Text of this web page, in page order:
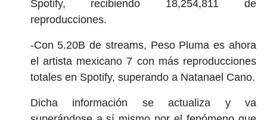
Spotify, recibiendo 18,254,811 de
reproducciones.
-Con 5.20B de streams, Peso Pluma es ahora
el artista mexicano 7 con más reproducciones
totales en Spotify, superando a Natanael Cano.
Dicha información se actualiza y va